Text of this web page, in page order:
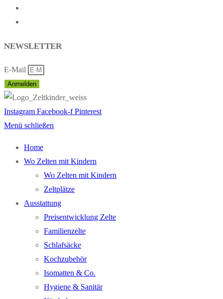
NEWSLETTER
E-Mail
Anmelden
Instagram Facebook-f Pinterest
Menü schließen
Home
Wo Zelten mit Kindern
Wo Zelten mit Kindern
Zeltplätze
Ausstattung
Preisentwicklung Zelte
Familienzelte
Schlafsäcke
Kochzubehör
Isomatten & Co.
Hygiene & Sanitär